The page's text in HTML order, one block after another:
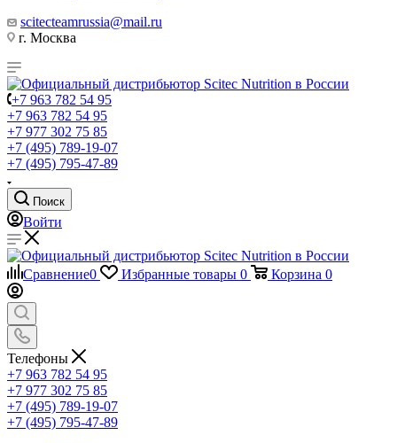
scitecteamrussia@mail.ru
г. Москва
+7 963 782 54 95
+7 963 782 54 95
+7 977 302 75 85
+7 (495) 789-19-07
+7 (495) 795-47-89
Поиск
Войти
Сравнение0 Избранные товары 0 Корзина 0
Телефоны
+7 963 782 54 95
+7 977 302 75 85
+7 (495) 789-19-07
+7 (495) 795-47-89